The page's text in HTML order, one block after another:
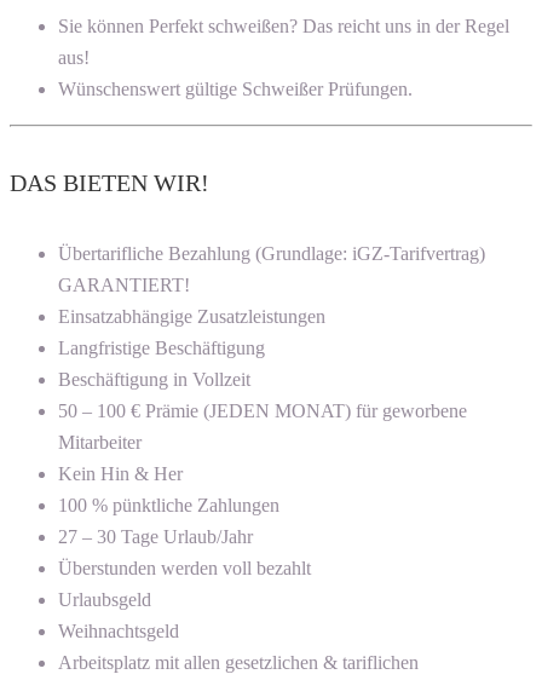
Sie können Perfekt schweißen? Das reicht uns in der Regel
aus!
Wünschenswert gültige Schweißer Prüfungen.
DAS BIETEN WIR!
Übertarifliche Bezahlung (Grundlage: iGZ-Tarifvertrag)
GARANTIERT!
Einsatzabhängige Zusatzleistungen
Langfristige Beschäftigung
Beschäftigung in Vollzeit
50 – 100 € Prämie (JEDEN MONAT) für geworbene
Mitarbeiter
Kein Hin & Her
100 % pünktliche Zahlungen
27 – 30 Tage Urlaub/Jahr
Überstunden werden voll bezahlt
Urlaubsgeld
Weihnachtsgeld
Arbeitsplatz mit allen gesetzlichen & tariflichen